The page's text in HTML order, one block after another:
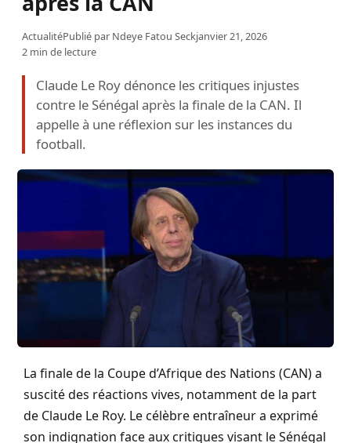
ActualitéPublié par Ndeye Fatou Seckjanvier 21, 2026
2 min de lecture
Claude Le Roy dénonce les critiques injustes
contre le Sénégal après la finale de la CAN. Il
appelle à une réflexion sur les instances du
football.
La finale de la Coupe d’Afrique des Nations (CAN) a
suscité des réactions vives, notamment de la part
de Claude Le Roy. Le célèbre entraîneur a exprimé
son indignation face aux critiques visant le Sénégal